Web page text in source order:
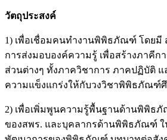
1) เพื่อเชื่อมคนทำงานพิพิธภัณฑ์ โดยมี
การส่งมอบองค์ความรู้ เพื่อสร้างภาคีกา
ส่วนต่างๆ ทั้งภาควิชาการ ภาคปฏิบัติ แ
ความแข็งแกร่งให้กับวงวิชาพิพิธภัณฑ์
ของสพร. และบุคลากรด้านพิพิธภัณฑ์ ใ
พัฒนาการของพิพิธภัณฑ์ บทบาทต่อสังค
ของพิพิธภัณฑ์ เทคนิคเชิงปฏิบัติการใ